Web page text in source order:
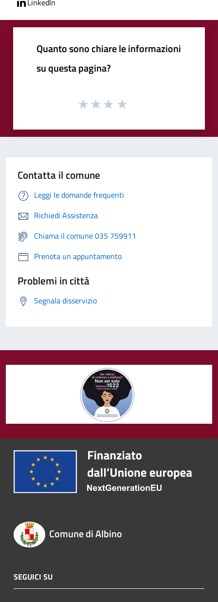
Quanto sono chiare le informazioni
su questa pagina?
Contatta il comune
Leggi le domande frequenti
Richiedi Assistenza
Chiama il comune 035 759911
Prenota un appuntamento
Problemi in città
Segnala disservizio
Comune di Albino
SEGUICI SU